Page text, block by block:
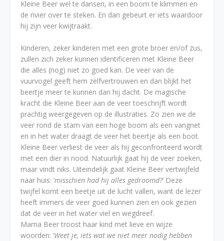
Kleine Beer wel te dansen, in een boom te klimmen en
de rivier over te steken. En dan gebeurt er iets waardoor
hij zijn veer kwijtraakt.
Kinderen, zeker kinderen met een grote broer en/of zus,
zullen zich zeker kunnen identificeren met Kleine Beer
die alles (nog) niet zo goed kan. De veer van de
vuurvogel geeft hem zelfvertrouwen en dan blijkt het
beertje meer te kunnen dan hij dacht. De magische
kracht die Kleine Beer aan de veer toeschrijft wordt
prachtig weergegeven op de illustraties. Zo zien we de
veer rond de stam van een hoge boom als een vangnet
en in het water draagt de veer het beertje als een boot.
Kleine Beer verliest de veer als hij geconfronteerd wordt
met een dier in nood. Natuurlijk gaat hij de veer zoeken,
maar vindt niks. Uiteindelijk gaat Kleine Beer vertwijfeld
naar huis: ‘misschien had hij alles gedroomd?’ Deze
twijfel komt een beetje uit de lucht vallen, want de lezer
heeft immers de veer goed kunnen zien en ook gezien
dat de veer in het water viel en wegdreef.
Mama Beer troost haar kind met lieve en wijze
woorden: ‘Weet je, iets wat we niet meer nodig hebben